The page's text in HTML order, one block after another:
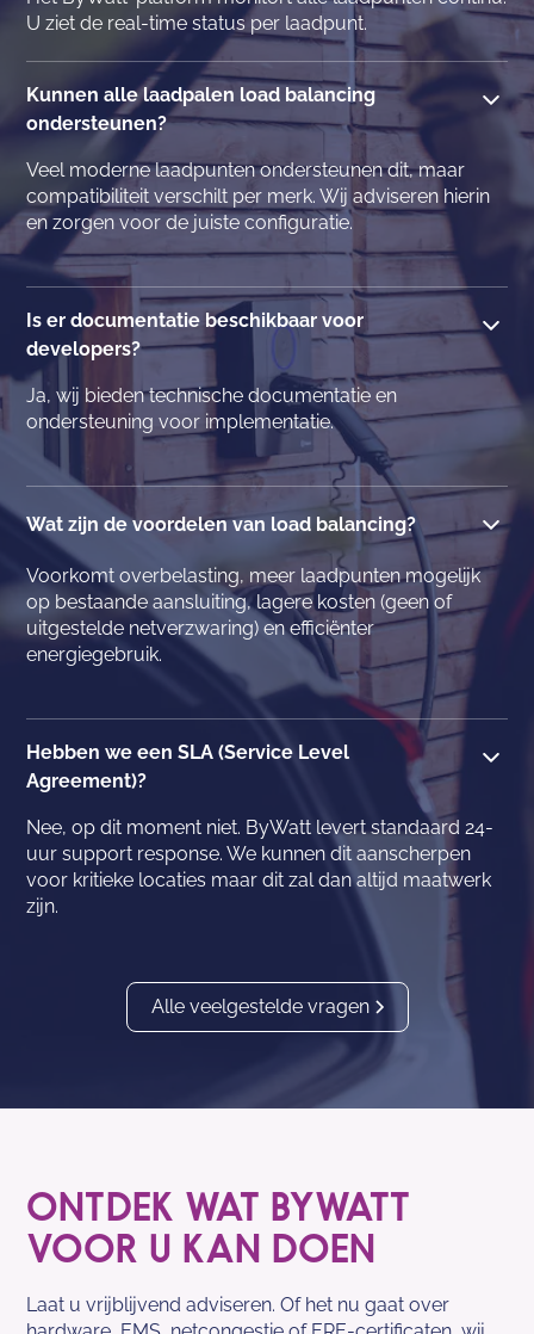
U ziet de real-time status per laadpunt.
Kunnen alle laadpalen load balancing
ondersteunen?
Veel moderne laadpunten ondersteunen dit, maar
compatibiliteit verschilt per merk. Wij adviseren hierin
en zorgen voor de juiste configuratie.
Is er documentatie beschikbaar voor
developers?
Ja, wij bieden technische documentatie en
ondersteuning voor implementatie.
Wat zijn de voordelen van load balancing?
Voorkomt overbelasting, meer laadpunten mogelijk
op bestaande aansluiting, lagere kosten (geen of
uitgestelde netverzwaring) en efficiënter
energiegebruik.
Hebben we een SLA (Service Level
Agreement)?
Nee, op dit moment niet. ByWatt levert standaard 24-
uur support response. We kunnen dit aanscherpen
voor kritieke locaties maar dit zal dan altijd maatwerk
zijn.
Alle veelgestelde vragen
ONTDEK WAT BYWATT
VOOR U KAN DOEN
Laat u vrijblijvend adviseren. Of het nu gaat over